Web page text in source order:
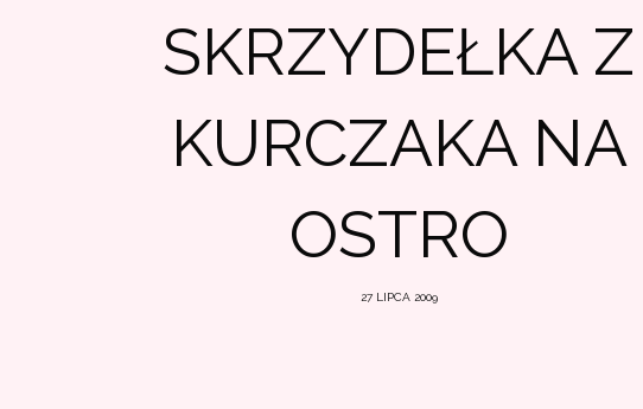
SKRZYDEŁKA Z
KURCZAKA NA
OSTRO
27 LIPCA 2009